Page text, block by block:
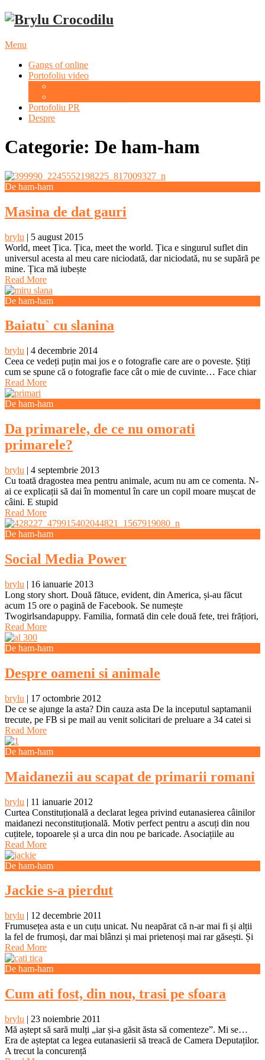
Menu
Gangs of online
Portofoliu video
Portofoliu PR
Despre
Categorie: De ham-ham
De ham-ham
Masina de dat gauri
brylu | 5 august 2015
World, meet Țica. Țica, meet the world. Țica e singurul suflet din
universul acesta al meu care niciodată, dar niciodată, nu se supără pe
mine. Țica mă iubește
Read More
De ham-ham
Baiatu` cu slanina
brylu | 4 decembrie 2014
Ceea ce vedeți puțin mai jos e o fotografie care are o poveste. Știți
cum se spune că o fotografie face cât o mie de cuvinte… Face chiar
Read More
De ham-ham
Da primarele, de ce nu omorati
primarele?
brylu | 4 septembrie 2013
Cu toată dragostea mea pentru animale, acum nu am ce comenta. N-
ai ce explicații să dai în momentul în care un copil moare mușcat de
câini. E stupid
Read More
De ham-ham
Social Media Power
brylu | 16 ianuarie 2013
Long story short. Două fătuce, evident, din America, și-au făcut
acum 15 ore o pagină de Facebook. Se numește
Twogirlsandapuppy. Familia, formată din cele două fete, trei frățiori,
Read More
De ham-ham
Despre oameni si animale
brylu | 17 octombrie 2012
De ce se ajunge la asta? Din cauza asta De la inceputul saptamanii
trecute, pe FB si pe mail au venit solicitari de preluare a 34 catei si
Read More
De ham-ham
Maidanezii au scapat de primarii romani
brylu | 11 ianuarie 2012
Curtea Constituțională a declarat legea privind eutanasierea câinilor
maidanezi neconstituțională. Motiv perfect pentru a ascuți din nou
cuțitele, topoarele și a urca din nou pe baricade. Asociațiile au
Read More
De ham-ham
Jackie s-a pierdut
brylu | 12 decembrie 2011
Frumusețea asta e un cuțu unicat. Nu neapărat că n-ar mai fi și alții
la fel de frumoși, dar mai blânzi și mai prietenoși mai rar găsești. Și
Read More
De ham-ham
Cum ati fost, din nou, trasi pe sfoara
brylu | 23 noiembrie 2011
Mă aștept să sară mulți „iar și-a găsit ăsta să comenteze”. Mi se…
Era de așteptat ca legea eutanasierii să treacă de Camera Deputaților.
A trecut la concurență